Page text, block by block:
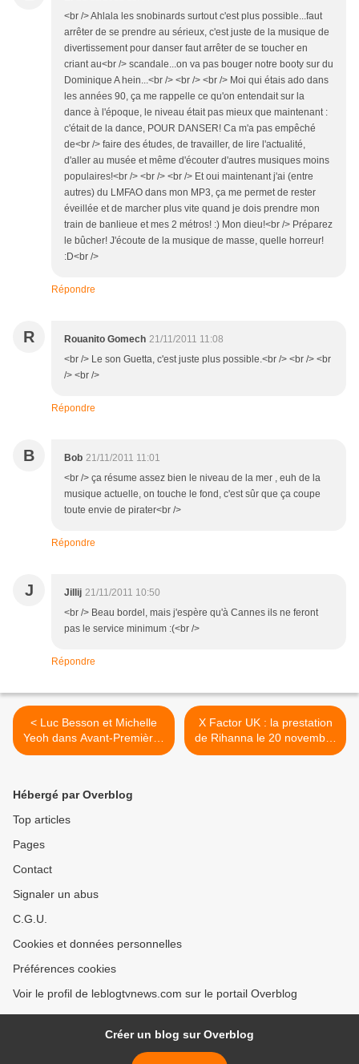
<br /> Ahlala les snobinards surtout c'est plus possible...faut
arrêter de se prendre au sérieux, c'est juste de la musique de
divertissement pour danser faut arrêter de se toucher en
criant au<br /> scandale...on va pas bouger notre booty sur du
Dominique A hein...<br /> <br /> <br /> Moi qui étais ado dans
les années 90, ça me rappelle ce qu'on entendait sur la
dance à l'époque, le niveau était pas mieux que maintenant :
c'était de la dance, POUR DANSER! Ca m'a pas empêché
de<br /> faire des études, de travailler, de lire l'actualité,
d'aller au musée et même d'écouter d'autres musiques moins
populaires!<br /> <br /> <br /> Et oui maintenant j'ai (entre
autres) du LMFAO dans mon MP3, ça me permet de rester
éveillée et de marcher plus vite quand je dois prendre mon
train de banlieue et mes 2 métros! :) Mon dieu!<br /> Préparez
le bûcher! J'écoute de la musique de masse, quelle horreur!
:D<br />
Répondre
R Rouanito Gomech 21/11/2011 11:08
<br /> Le son Guetta, c'est juste plus possible.<br /> <br /> <br
/> <br />
Répondre
B Bob 21/11/2011 11:01
<br /> ça résume assez bien le niveau de la mer , euh de la
musique actuelle, on touche le fond, c'est sûr que ça coupe
toute envie de pirater<br />
Répondre
J Jillij 21/11/2011 10:50
<br /> Beau bordel, mais j'espère qu'à Cannes ils ne feront
pas le service minimum :(<br />
Répondre
< Luc Besson et Michelle
Yeoh dans Avant-Premières
ce mercredi.
X Factor UK : la prestation
de Rihanna le 20 novembre
(vidéo). >
Hébergé par Overblog
Top articles
Pages
Contact
Signaler un abus
C.G.U.
Cookies et données personnelles
Préférences cookies
Voir le profil de leblogtvnews.com sur le portail Overblog
Créer un blog sur Overblog